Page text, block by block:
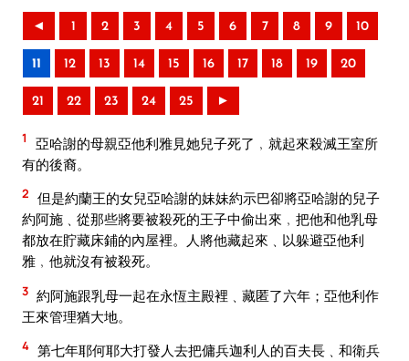
◄ 1 2 3 4 5 6 7 8 9 10
11 12 13 14 15 16 17 18 19 20
21 22 23 24 25 ►
1
亞哈謝的母親亞他利雅見她兒子死了﹐就起來殺滅王室所
有的後裔。
2 但是約蘭王的女兒亞哈謝的妹妹約示巴卻將亞哈謝的兒子
約阿施﹑從那些將要被殺死的王子中偷出來﹐把他和他乳母
都放在貯藏床鋪的內屋裡。人將他藏起來﹑以躲避亞他利
雅﹐他就沒有被殺死。
3 約阿施跟乳母一起在永恆主殿裡﹑藏匿了六年；亞他利作
王來管理猶大地。
4 第七年耶何耶大打發人去把傭兵迦利人的百夫長﹑和衛兵